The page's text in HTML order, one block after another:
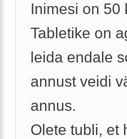
Inimesi on 50
Tabletike on
leida endale
annust veidi
annus.
Olete tubli, et